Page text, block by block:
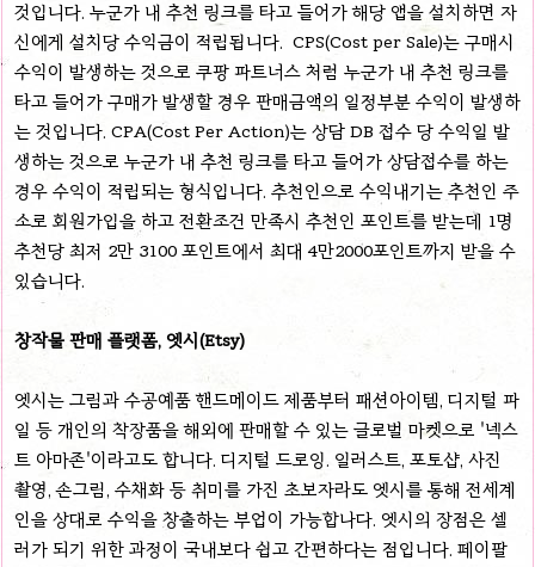
것입니다. 누군가 내 추천 링크를 타고 들어가 해당 앱을 설치하면 자
신에게 설치당 수익금이 적립됩니다. CPS(Cost per Sale)는 구매시
수익이 발생하는 것으로 쿠팡 파트너스 처럼 누군가 내 추천 링크를
타고 들어가 구매가 발생할 경우 판매금액의 일정부분 수익이 발생하
는 것입니다. CPA(Cost Per Action)는 상담 DB 접수 당 수익일 발
생하는 것으로 누군가 내 추천 링크를 타고 들어가 상담접수를 하는
경우 수익이 적립되는 형식입니다. 추천인으로 수익내기는 추천인 주
소로 회원가입을 하고 전환조건 만족시 추천인 포인트를 받는데 1명
추천당 최저 2만 3100 포인트에서 최대 4만2000포인트까지 받을 수
있습니다.
창작물 판매 플랫폼, 엣시(Etsy)
엣시는 그림과 수공예품 핸드메이드 제품부터 패션아이템, 디지털 파
일 등 개인의 착장품을 해외에 판매할 수 있는 글로벌 마켓으로 '넥스
트 아마존'이라고도 합니다. 디지털 드로잉. 일러스트, 포토샵, 사진
촬영, 손그림, 수채화 등 취미를 가진 초보자라도 엣시를 통해 전세계
인을 상대로 수익을 창출하는 부업이 가능합나다. 엣시의 장점은 셀
러가 되기 위한 과정이 국내보다 쉽고 간편하다는 점입니다. 페이팔